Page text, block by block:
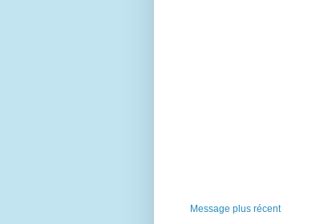
Message plus récent